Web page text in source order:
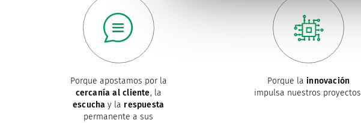
Porque apostamos por la
cercanía al cliente, la
escucha y la respuesta
permanente a sus
Porque la innovación
impulsa nuestros proyectos